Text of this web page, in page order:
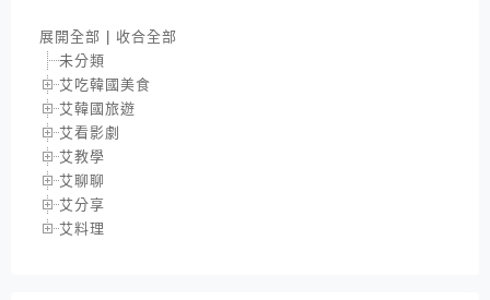
展開全部 | 收合全部
未分類
艾吃韓國美食
艾韓國旅遊
艾看影劇
艾教學
艾聊聊
艾分享
艾料理